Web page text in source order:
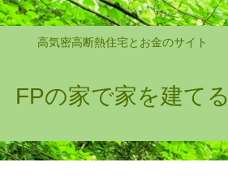
高気密高断熱住宅とお金のサイト
FPの家で家を建てる